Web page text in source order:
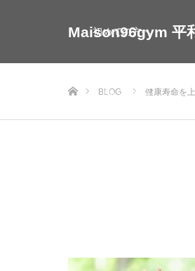
Maison96gym 平
初めての方へ
お問い合わせ
BLOG 健康寿命を